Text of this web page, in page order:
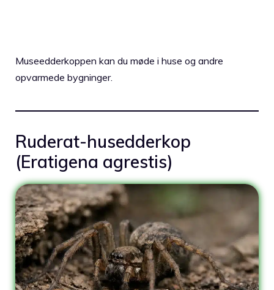
Museedderkoppen kan du møde i huse og andre
opvarmede bygninger.
Ruderat-husedderkop
(Eratigena agrestis)